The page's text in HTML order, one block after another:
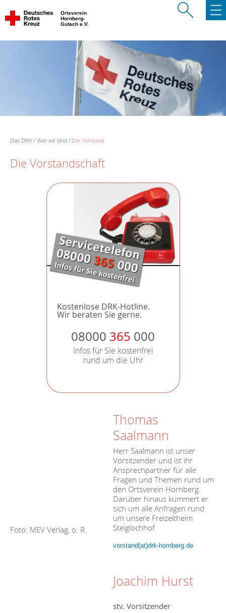
Ortsverein
Hornberg-
Gutach e.V.
Das DRK Wer wir sind Der Vorstand
Die Vorstandschaft
Kostenlose DRK-Hotline.
Wir beraten Sie gerne.
08000 365 000
Infos für Sie kostenfrei
rund um die Uhr
Foto: MEV Verlag, o. R.
Thomas
Saalmann
Herr Saalmann ist unser
Vorsitzender und ist ihr
Ansprechpartner für alle
Fragen und Themen rund um
den Ortsverein Hornberg.
Darüber hinaus kümmert er
sich um alle Anfragen rund
um unsere Freizeitheim
Steiglochhof
vorstand(at)drk-hornberg.de
Joachim Hurst
stv. Vorsitzender